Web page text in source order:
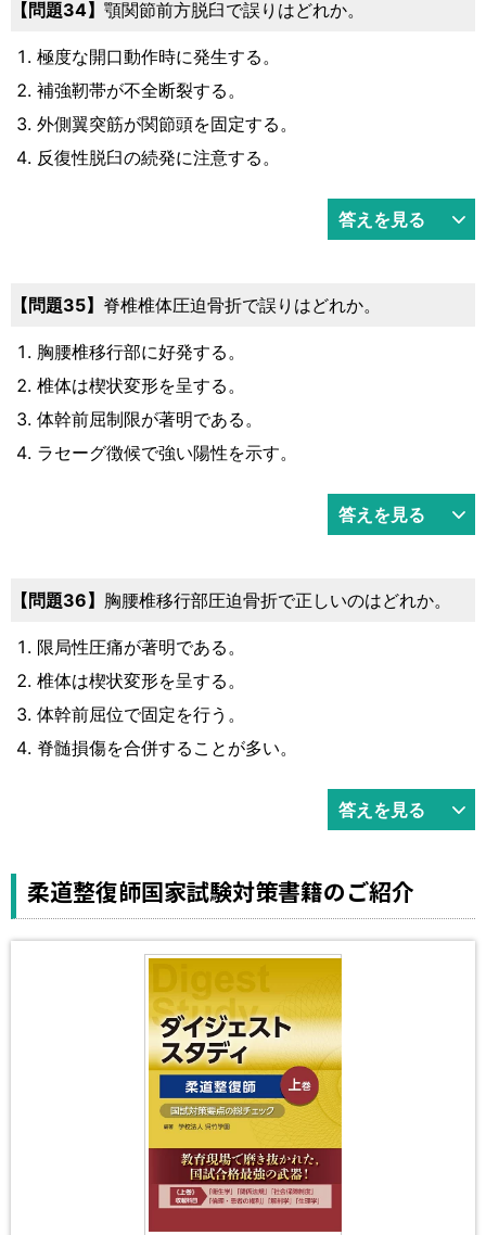
問題34 顎関節前方脱臼で誤りはどれか。
極度な開口動作時に発生する。
補強靭帯が不全断裂する。
外側翼突筋が関節頭を固定する。
反復性脱臼の続発に注意する。
答えを見る
問題35 脊椎椎体圧迫骨折で誤りはどれか。
胸腰椎移行部に好発する。
椎体は楔状変形を呈する。
体幹前屈制限が著明である。
ラセーグ徴候で強い陽性を示す。
答えを見る
問題36 胸腰椎移行部圧迫骨折で正しいのはどれか。
限局性圧痛が著明である。
椎体は楔状変形を呈する。
体幹前屈位で固定を行う。
脊髄損傷を合併することが多い。
答えを見る
柔道整復師国家試験対策書籍のご紹介